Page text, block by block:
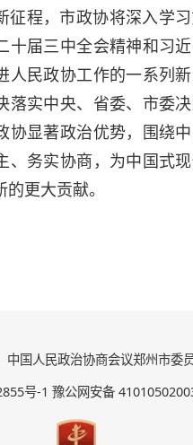
征程，市政协将深入学
十届三中全会精神和习
人民政协工作的一系列
落实中央、省委、市委决
协显著政治优势，围绕
、务实协商，为中国式
更大贡献。
中国人民政治协商会议郑州市委
号-1 豫公网安备